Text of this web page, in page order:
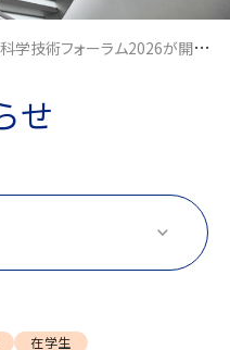
技術フォーラム2026が開催されました
せ
在学生